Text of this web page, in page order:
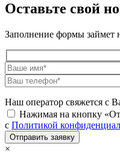
Оставьте свой
Заполнение формы займет
Наш оператор свяжется с
Нажимая на кнопку
с Политикой
×